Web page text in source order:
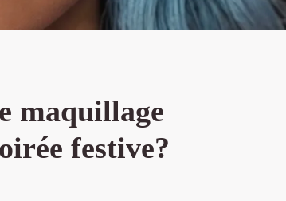
maquillage
festive?